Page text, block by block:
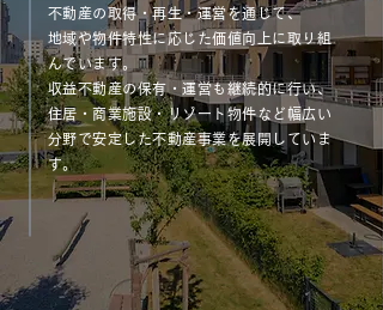
不動産の取得・再生・運営を通じて、
地域や物件特性に応じた価値向上に取り組
んでいます。
収益不動産の保有・運営も継続的に行い、
住居・商業施設・リゾート物件など幅広い
分野で安定した不動産事業を展開していま
す。